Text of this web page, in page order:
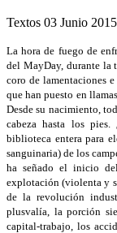
Textos 03 Junio 2015
La hora de fuego de
del MayDay, durante la
coro de lamentaciones
que han puesto en
Desde su nacimiento,
cabeza hasta los
biblioteca entera para
sanguinaria) de los
ha señado el inicio
explotación (violenta y
de la revolución
plusvalía, la porción
capital-trabajo, los